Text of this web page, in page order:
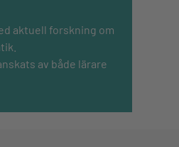
aktuell forskning om
av både lärare